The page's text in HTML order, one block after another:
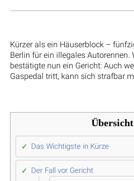
Kürzer als ein Häuserblock –
Berlin für ein illegales Autorennen.
bestätigte nun ein Gericht: Auch
Gaspedal tritt, kann sich strafbar
Übersicht
Das Wichtigste in Kürze
Der Fall vor Gericht